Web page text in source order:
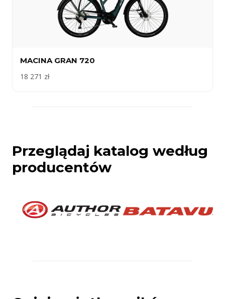
MACINA GRAN 720
18 271 zł
Przeglądaj katalog według
producentów